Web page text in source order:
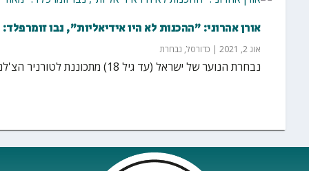
אורן אהרוני: "ההכנות לא היו אידיאליות", נבו
אוג 2, 2021 | כדורסל, נבחרת
נבחרת הנוער של ישראל (עד גיל 18) מתכוננת לטורניר הצ'לנג'ר שייערך בארץ באולם הדרייב אין. רגע לפני...